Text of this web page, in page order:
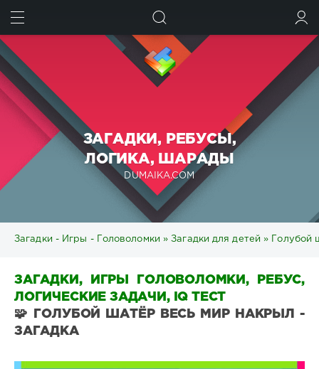
ЗАГАДКИ, РЕБУСЫ,
ЛОГИКА, ШАРАДЫ
DUMAIKA.COM
Загадки - Игры - Головоломки »Загадки для детей » Голубой
ЗАГАДКИ, ИГРЫ ГОЛОВОЛОМКИ, РЕБУС,
ЛОГИЧЕСКИЕ ЗАДАЧИ, IQ ТЕСТ
🧩 ГОЛУБОЙ ШАТЁР ВЕСЬ МИР НАКРЫЛ -
ЗАГАДКА